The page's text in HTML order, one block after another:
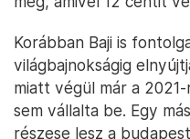
Korábban Baji is
világbajnokságig
miatt végül már a
sem vállalta be. Egy
részese lesz a